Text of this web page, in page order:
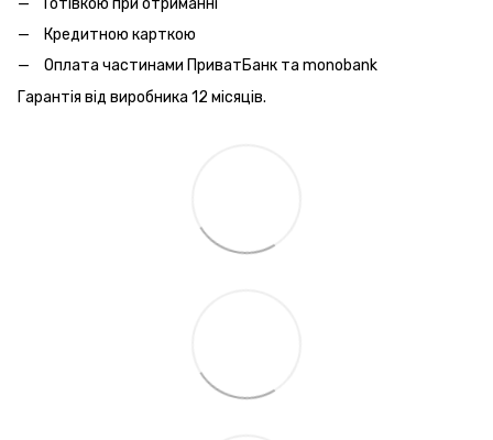
Кредитною карткою
Оплата частинами ПриватБанк та monobank
Гарантія від виробника 12 місяців.